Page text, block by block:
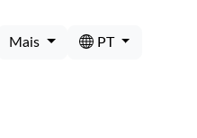
Mais PT